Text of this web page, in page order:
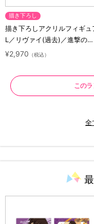
描き下ろし
描き下ろしアクリルフィギュ
L／リヴァイ(過去)／進撃の巨
人 10 Years Journey
¥2,970 （税込）
この
全